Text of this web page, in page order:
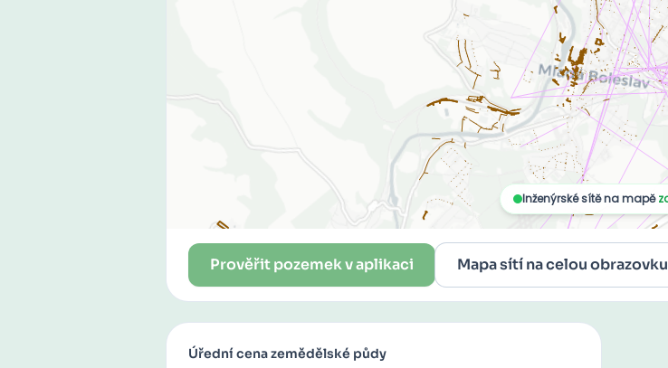
Prověřit pozemek v aplikaci Mapa sítí na celou obrazovku
Úřední cena zemědělské půdy